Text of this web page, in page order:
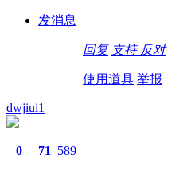
发消息
回复 支持 反对
使用道具 举报
dwjiui1
0 71 589